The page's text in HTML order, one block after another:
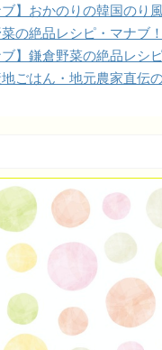
ブ】おかのりの韓国のり
の絶品レシピ・マナブ
ブ】鎌倉野菜の絶品レシ
ごはん・地元農家直伝